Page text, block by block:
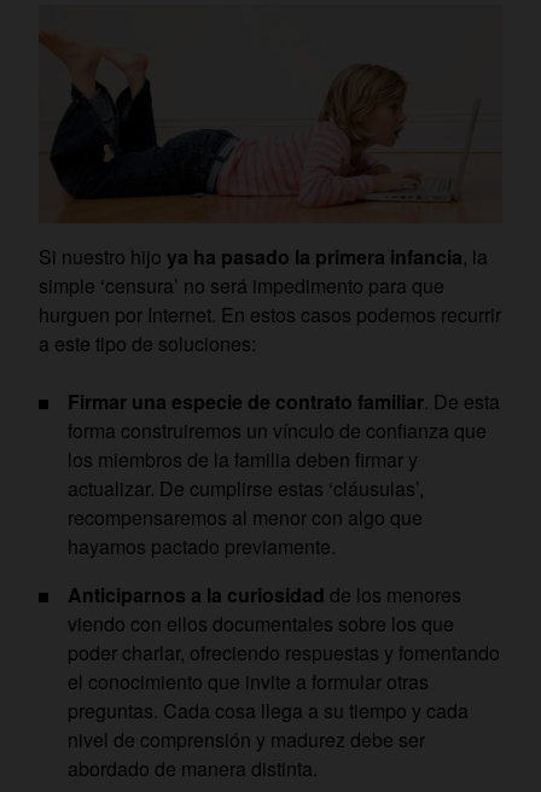
Si nuestro hijo ya ha pasado la primera infancia, la
simple ‘censura’ no será impedimento para que
hurguen por Internet. En estos casos podemos recurrir
a este tipo de soluciones:
Firmar una especie de contrato familiar. De esta
forma construiremos un vínculo de confianza que
los miembros de la familia deben firmar y
actualizar. De cumplirse estas ‘cláusulas’,
recompensaremos al menor con algo que
hayamos pactado previamente.
Anticiparnos a la curiosidad de los menores
viendo con ellos documentales sobre los que
poder charlar, ofreciendo respuestas y fomentando
el conocimiento que invite a formular otras
preguntas. Cada cosa llega a su tiempo y cada
nivel de comprensión y madurez debe ser
abordado de manera distinta.